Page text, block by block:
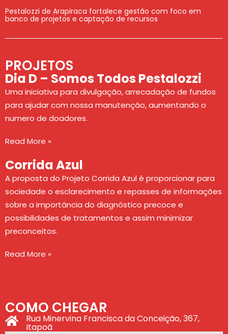
Pestalozzi de Arapiraca fortalece gestão com foco em
banco de projetos e captação de recursos
PROJETOS
Dia D – Somos Todos Pestalozzi
Uma iniciativa para divulgação, arrecadação de fundos
para ajudar com nossa manutenção, aumentando o
numero de doadores.
Read More »
Corrida Azul
A proposta do Projeto Corrida Azul é proporcionar para
sociedade o esclarecimento e repasses de informações
sobre a importância do diagnóstico precoce e
possibilidades de tratamentos e assim minimizar
preconceitos.
Read More »
COMO CHEGAR
Rua Minervina Francisca da Conceição, 367,
Itapoã